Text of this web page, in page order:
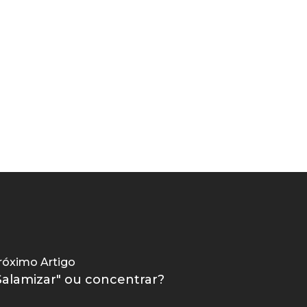
Artigo
ou concentrar?